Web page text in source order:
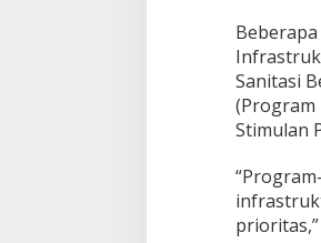
Sanitasi
(Program
Stimulan